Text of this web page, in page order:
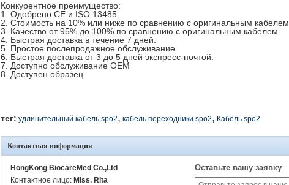
Конкурентное преимущество:
1. Одобрено CE и ISO 13485.
2. Стоимость на 10% или ниже по сравнению с оригинальным кабелем.
3. Качество от 95% до 100% по сравнению с оригинальным кабелем.
4. Быстрая доставка в течение 7 дней.
5. Простое послепродажное обслуживание.
6. Быстрая доставка от 3 до 5 дней экспресс-почтой.
7. Доступно обслуживание OEM
8. Доступен образец
тег: удлинительный кабель spo2, кабель переходники spo2, Кабель spo2
Контактная информация
HongKong BiocareMed Co.,Ltd
Контактное лицо: Miss. Rita
Оставьте вашу заявку